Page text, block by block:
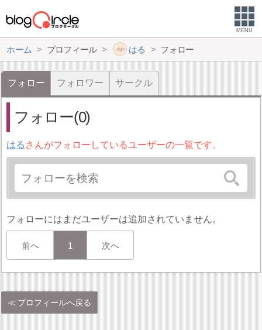
MENU
ホーム プロフィール はる フォロー
フォロー フォロワー サークル
フォロー(0)
はる さんがフォローしているユーザーの一覧です。
フォローにはまだユーザーは追加されていません。
前へ 1 次へ
プロフィールへ戻る